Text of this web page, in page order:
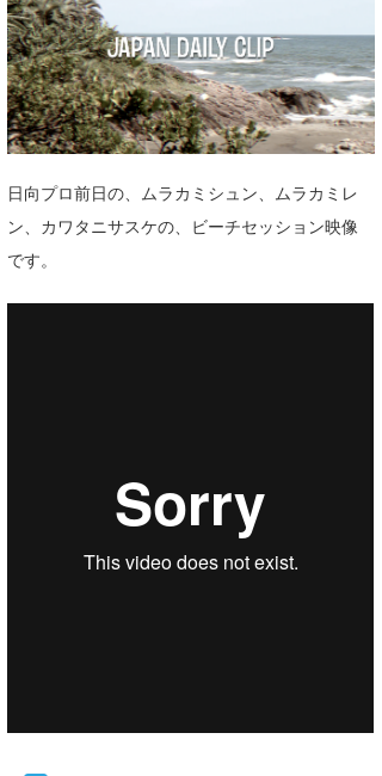
サーフィンエリアガイド
会員メニュー
今月のプレゼント
日向プロ前日の、ムラカミシュン、ムラカミレ
ン、カワタニサスケの、ビーチセッション映像
です。
ショップ情報
ショップ情報
湘南
大阪
ウラナミ
お知らせ